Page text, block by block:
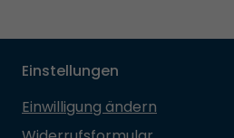
Einstellungen
Einwilligung ändern